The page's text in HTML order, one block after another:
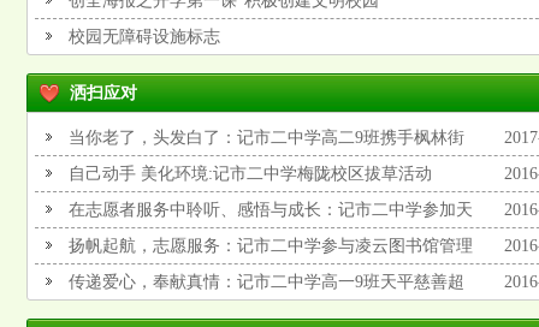
校园无障碍设施标志
洒扫应对
当你老了，头发白了：记市二中学高二9班携手枫林街
道敬老院送温暖活动
自己动手 美化环境:记市二中学梅陇校区拔草活动
在志愿者服务中聆听、感悟与成长：记市二中学参加天
平小记者活动
扬帆起航，志愿服务：记市二中学参与凌云图书馆管理
员工作传递爱心，奉献真情：记市二中学高一9班天平慈善超
市志愿者活动